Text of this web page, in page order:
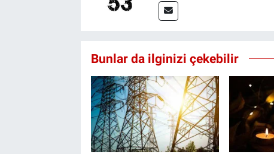
Bunlar da ilginizi çekebilir